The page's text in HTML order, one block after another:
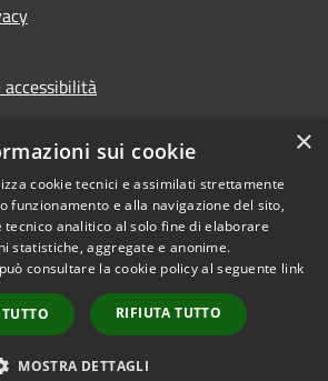
Copyright © 2026 • Comune di
Castelfranci • Powered by
Municipium•Accesso
redazione
×
sui cookie
cookie tecnici e assimilati strettamente
funzionamento e alla navigazione del sito,
tecnico analitico al solo fine di elaborare
statistiche, aggregate e anonime.
consultare la cookie policy al seguente link
RIFIUTA TUTTO
MOSTRA DETTAGLI